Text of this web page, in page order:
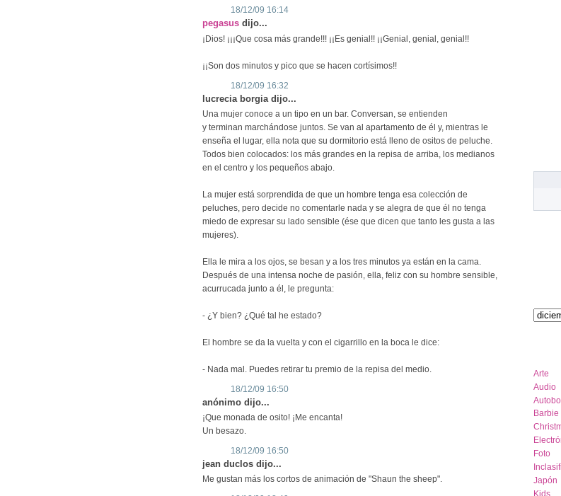
18/12/09 16:14
pegasus dijo...
¡Dios! ¡¡¡Que cosa más grande!!! ¡¡Es genial!! ¡¡Genial, genial, genial!!
¡¡Son dos minutos y pico que se hacen cortísimos!!
18/12/09 16:32
lucrecia borgia dijo...
Una mujer conoce a un tipo en un bar. Conversan, se entienden
y terminan marchándose juntos. Se van al apartamento de él y, mientras le
enseña el lugar, ella nota que su dormitorio está lleno de ositos de peluche.
Todos bien colocados: los más grandes en la repisa de arriba, los medianos
en el centro y los pequeños abajo.
La mujer está sorprendida de que un hombre tenga esa colección de
peluches, pero decide no comentarle nada y se alegra de que él no tenga
miedo de expresar su lado sensible (ése que dicen que tanto les gusta a las
mujeres).
Ella le mira a los ojos, se besan y a los tres minutos ya están en la cama.
Después de una intensa noche de pasión, ella, feliz con su hombre sensible,
acurrucada junto a él, le pregunta:
- ¿Y bien? ¿Qué tal he estado?
El hombre se da la vuelta y con el cigarrillo en la boca le dice:
- Nada mal. Puedes retirar tu premio de la repisa del medio.
18/12/09 16:50
anónimo dijo...
¡Que monada de osito! ¡Me encanta!
Un besazo.
18/12/09 16:50
jean duclos dijo...
Me gustan más los cortos de animación de "Shaun the sheep".
Arte
Audio
Barbie
Foto
Japón
Kids